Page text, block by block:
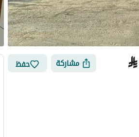
⃁ مشاركة حفظ